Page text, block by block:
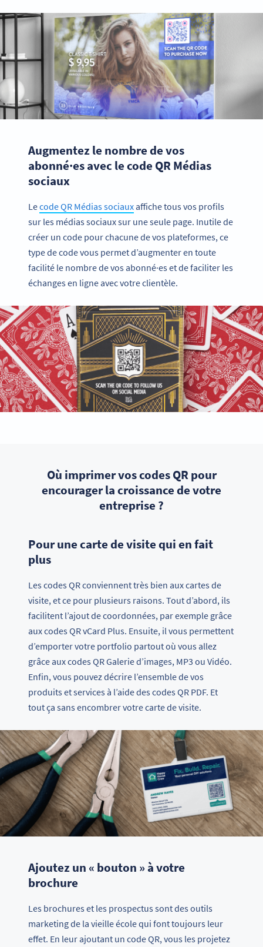
Augmentez le nombre de vos
abonné·es avec le code QR Médias
sociaux
Lecode QR Médias sociauxaffiche tous vos profils
sur les médias sociaux sur une seule page. Inutile de
créer un code pour chacune de vos plateformes, ce
type de code vous permet d’augmenter en toute
facilité le nombre de vos abonné·es et de faciliter les
échanges en ligne avec votre clientèle.
Où imprimer vos codes QR pour
encourager la croissance de votre
entreprise ?
Pour une carte de visite qui en fait
plus
Les codes QR conviennent très bien aux cartes de
visite, et ce pour plusieurs raisons. Tout d’abord, ils
facilitent l’ajout de coordonnées, par exemple grâce
aux codes QR vCard Plus. Ensuite, il vous permettent
d’emporter votre portfolio partout où vous allez
grâce aux codes QR Galerie d’images, MP3 ou Vidéo.
Enfin, vous pouvez décrire l’ensemble de vos
produits et services à l’aide des codes QR PDF. Et
tout ça sans encombrer votre carte de visite.
Ajoutez un « bouton » à votre
brochure
Les brochures et les prospectus sont des outils
marketing de la vieille école qui font toujours leur
effet. En leur ajoutant un code QR, vous les projetez